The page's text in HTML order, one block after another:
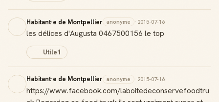
Habitant·e de Montpellier anonyme · 2015-07-16
les délices d'Augusta 0467500156 le top
Utile1
Habitant·e de Montpellier anonyme · 2015-07-16
https://www.facebook.com/laboitedeconservefoodtru